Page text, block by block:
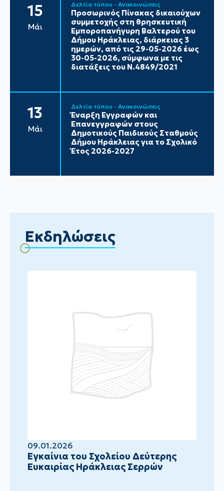
15
Μάι
Δελτία τύπου - Ανακοινώσεις
Προσωρινός Πίνακας δικαιούχων
συμμετοχής στη θρησκευτική
Εμποροπανήγυρη Βαλτερού του
Δήμου Ηράκλειας, διάρκειας 3
ημερών, από τις 29-05-2026 έως
30-05-2026, σύμφωνα με τις
διατάξεις του Ν.4849/2021
13
Μάι
Δελτία τύπου - Ανακοινώσεις
Έναρξη Εγγραφών και
Επανεγγραφών στους
Δημοτικούς Παιδικούς Σταθμούς
Δήμου Ηράκλειας για το Σχολικό
Έτος 2026-2027
Εκδηλώσεις
09.01.2026
Eγκαίνια του Σχολείου Δεύτερης
Ευκαιρίας Ηράκλειας Σερρών